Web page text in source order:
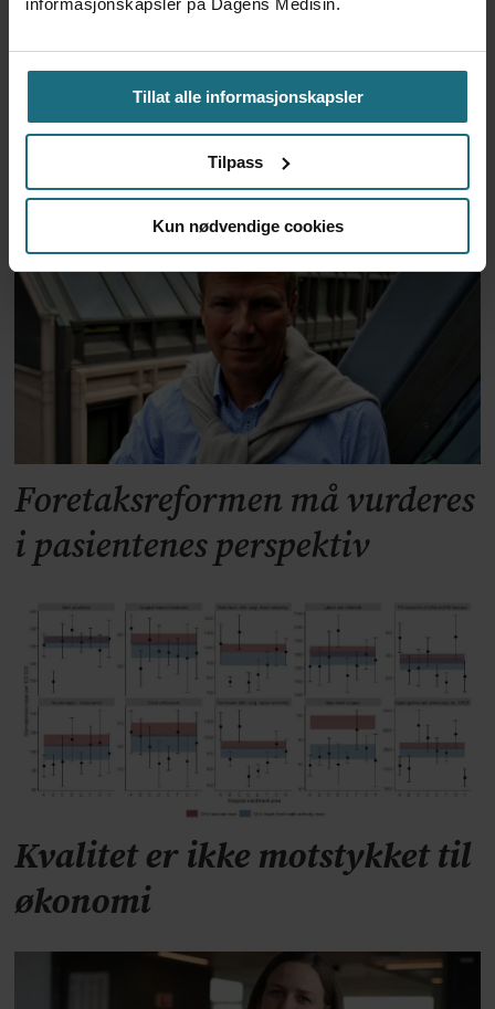
informasjonskapsler på Dagens Medisin.
Tillat alle informasjonskapsler
Tilpass
Kun nødvendige cookies
Kliniske studier kommer ikke
til land bare fordi de er gode på
forskning
Foretaksreformen må vurderes
i pasientenes perspektiv
Kvalitet er ikke motstykket til
økonomi